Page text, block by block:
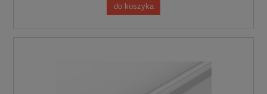
do koszyka